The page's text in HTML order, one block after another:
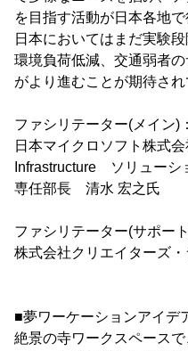
を目指す活動が日本各地で
日本においてはまだ実験
環境負荷低減、交通弱者
がより進むことが期待され
ファシリテーター(メイン)：
日本マイクロソフト株式
Infrastructure ソリューシ
専任部長 清水 宏之氏
ファシリテーター(サポート
株式会社クリエイターズ
■夢ワーケーションアイデ
絶景の寺ワークスペース